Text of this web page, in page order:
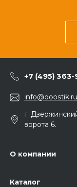
+7 (495)
info@ooostik.ru
г.
ворота 6.
О компании
Каталог